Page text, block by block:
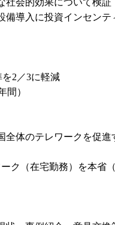
会的効果について検証
導入に投資インセン
2／3に軽減
間）
体のテレワークを促
ク（在宅勤務）を本省